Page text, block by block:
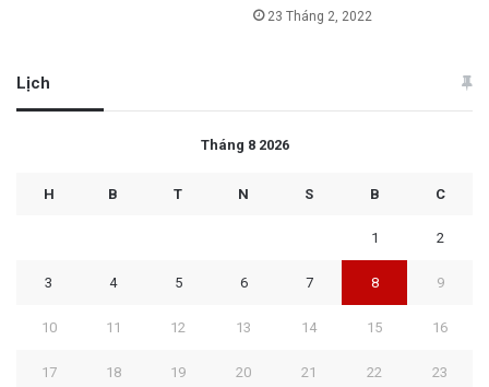
23 Tháng 2, 2022
Lịch
Tháng 8 2026
H B T N S B C
1 2
3 4 5 6 7 8 9
10 11 12 13 14 15 16
17 18 19 20 21 22 23